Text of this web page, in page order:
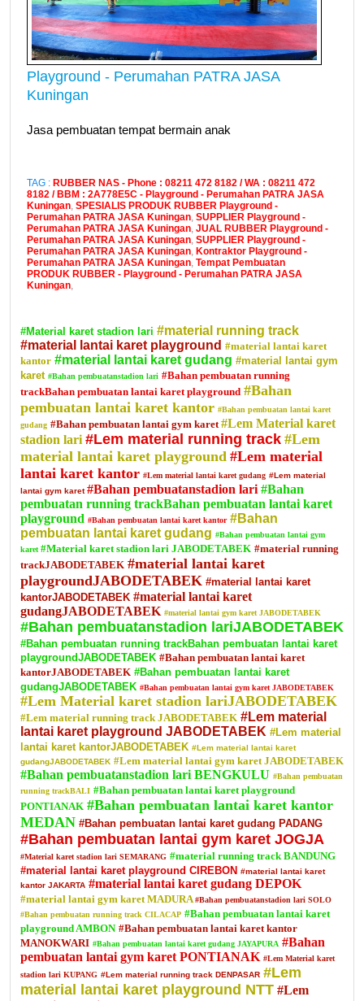
Playground - Perumahan PATRA JASA
Kuningan
Jasa pembuatan tempat bermain anak
TAG : RUBBER NAS - Phone : 08211 472 8182 / WA : 08211 472
8182 / BBM : 2A778E5C - Playground - Perumahan PATRA JASA
Kuningan, SPESIALIS PRODUK RUBBER Playground -
Perumahan PATRA JASA Kuningan, SUPPLIER Playground -
Perumahan PATRA JASA Kuningan, JUAL RUBBER Playground -
Perumahan PATRA JASA Kuningan, SUPPLIER Playground -
Perumahan PATRA JASA Kuningan, Kontraktor Playground -
Perumahan PATRA JASA Kuningan, Tempat Pembuatan
PRODUK RUBBER - Playground - Perumahan PATRA JASA
Kuningan,
#Material karet stadion lari #material running track
#material lantai karet playground #material lantai karet
kantor #material lantai karet gudang #material lantai gym
karet #Bahan pembuatanstadion lari #Bahan pembuatan running
trackBahan pembuatan lantai karet playground #Bahan
pembuatan lantai karet kantor #Bahan pembuatan lantai karet
gudang #Bahan pembuatan lantai gym karet#Lem Material karet
stadion lari #Lem material running track #Lem
material lantai karet playground #Lem material
lantai karet kantor #Lem material lantai karet gudang #Lem material
lantai gym karet#Bahan pembuatanstadion lari #Bahan
pembuatan running trackBahan pembuatan lantai karet
playground #Bahan pembuatan lantai karet kantor #Bahan
pembuatan lantai karet gudang #Bahan pembuatan lantai gym
karet#Material karet stadion lari JABODETABEK #material running
trackJABODETABEK #material lantai karet
playgroundJABODETABEK #material lantai karet
kantorJABODETABEK #material lantai karet
gudangJABODETABEK #material lantai gym karet JABODETABEK
#Bahan pembuatanstadion lariJABODETABEK
#Bahan pembuatan running trackBahan pembuatan lantai karet
playgroundJABODETABEK #Bahan pembuatan lantai karet
kantorJABODETABEK #Bahan pembuatan lantai karet
gudangJABODETABEK #Bahan pembuatan lantai gym karet JABODETABEK
#Lem Material karet stadion lariJABODETABEK
#Lem material running track JABODETABEK #Lem material
lantai karet playground JABODETABEK #Lem material
lantai karet kantorJABODETABEK #Lem material lantai karet
gudangJABODETABEK #Lem material lantai gym karet JABODETABEK
#Bahan pembuatanstadion lari BENGKULU #Bahan pembuatan
running trackBALI #Bahan pembuatan lantai karet playground
PONTIANAK #Bahan pembuatan lantai karet kantor
MEDAN #Bahan pembuatan lantai karet gudang PADANG
#Bahan pembuatan lantai gym karet JOGJA
#Material karet stadion lari SEMARANG #material running track BANDUNG
#material lantai karet playground CIREBON #material lantai karet
kantor JAKARTA #material lantai karet gudang DEPOK
#material lantai gym karet MADURA#Bahan pembuatanstadion lari SOLO
#Bahan pembuatan running track CILACAP #Bahan pembuatan lantai karet
playground AMBON #Bahan pembuatan lantai karet kantor
MANOKWARI #Bahan pembuatan lantai karet gudang JAYAPURA #Bahan
pembuatan lantai gym karet PONTIANAK #Lem Material karet
stadion lari KUPANG #Lem material running track DENPASAR #Lem
material lantai karet playground NTT #Lem